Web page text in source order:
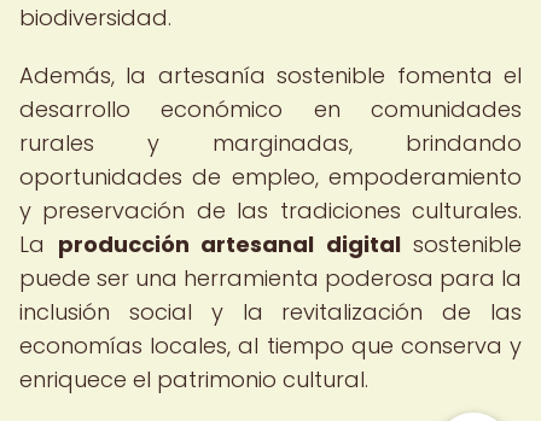
biodiversidad.
Además, la artesanía sostenible fomenta el
desarrollo económico en comunidades
rurales y marginadas, brindando
oportunidades de empleo, empoderamiento
y preservación de las tradiciones culturales.
La producción artesanal digitalsostenible
puede ser una herramienta poderosa para la
inclusión social y la revitalización de las
economías locales, al tiempo que conserva y
enriquece el patrimonio cultural.